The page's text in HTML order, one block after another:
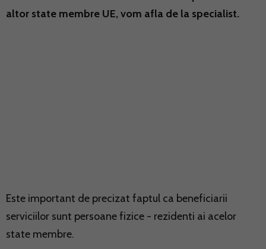
altor state membre UE, vom afla de la specialist.
Este important de precizat faptul ca beneficiarii
serviciilor sunt persoane fizice - rezidenti ai acelor
state membre.